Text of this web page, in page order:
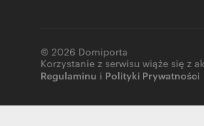
© 2026 Domiporta
Korzystanie z serwisu wiąże się z
Regulaminu i Polityki Prywatności